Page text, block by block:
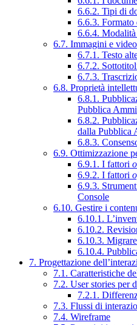
6.6.2. Tipi di
6.6.3. Formato
6.6.4.
6.7. Immagini e video
6.7.1. Testo
6.7.2.
6.7.3.
6.8. Proprietà
6.8.1.
Pubblica
6.8.2.
dalla Pubblica
6.8.3.
6.9. Ottimizzazione
6.9.1. I fattori
6.9.2. I fattori
6.9.3.
Console
6.10. Gestire i
6.10.1.
6.10.2.
6.10.3.
6.10.4.
7. Progettazione
7.1. Caratteristiche
7.2. User stories per
7.2.1.
7.3. Flussi di
7.4. Wireframe